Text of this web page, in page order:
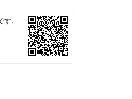
。